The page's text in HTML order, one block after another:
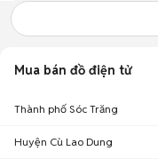
Mua bán đồ điện tử
Thành phố Sóc Trăng
Huyện Cù Lao Dung